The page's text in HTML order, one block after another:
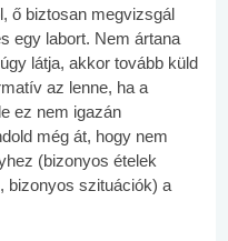
ő biztosan megvizsgál
egy labort. Nem ártana
látja, akkor tovább küld
az lenne, ha a
ez nem igazán
még át, hogy nem
(bizonyos ételek
bizonyos szituációk) a